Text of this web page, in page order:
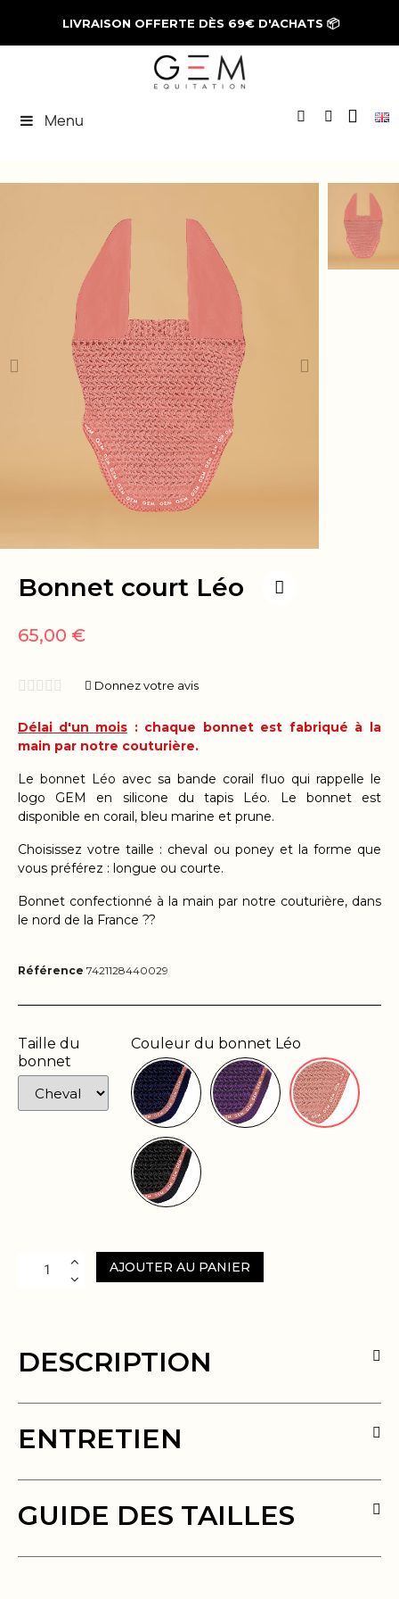
LIVRAISON OFFERTE DÈS 69€ D'ACHATS 📦
Menu
Bonnet court Léo
65,00 €
     Donnez votre avis
Délai d'un mois : chaque bonnet est fabriqué à la
main par notre couturière.
Le bonnet Léo avec sa bande corail fluo qui rappelle le
logo GEM en silicone du tapis Léo. Le bonnet est
disponible en corail, bleu marine et prune.
Choisissez votre taille : cheval ou poney et la forme que
vous préférez : longue ou courte.
Bonnet confectionné à la main par notre couturière, dans
le nord de la France ??
Référence 7421128440029
Taille du
bonnet
Couleur du bonnet Léo
AJOUTER AU PANIER
DESCRIPTION
ENTRETIEN
GUIDE DES TAILLES